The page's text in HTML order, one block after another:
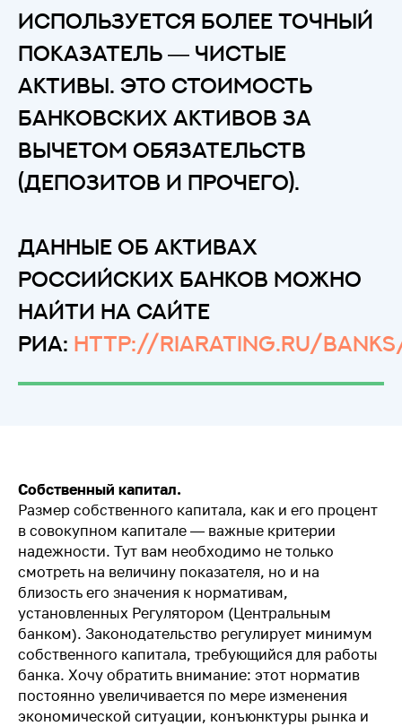
используется более точный
показатель — чистые
активы. Это стоимость
банковских активов за
вычетом обязательств
(депозитов и прочего).
Данные об активах
российских банков можно
найти на сайте
РИА: http://riarating.ru/banks/
Собственный капитал.
Размер собственного капитала, как и его процент
в совокупном капитале — важные критерии
надежности. Тут вам необходимо не только
смотреть на величину показателя, но и на
близость его значения к нормативам,
установленных Регулятором (Центральным
банком). Законодательство регулирует минимум
собственного капитала, требующийся для работы
банка. Хочу обратить внимание: этот норматив
постоянно увеличивается по мере изменения
экономической ситуации, конъюнктуры рынка и